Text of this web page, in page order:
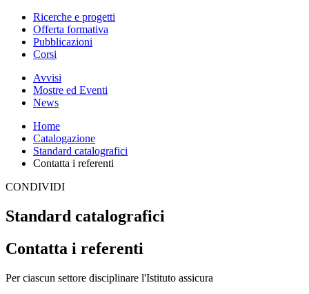
Ricerche e progetti
Offerta formativa
Pubblicazioni
Corsi
Avvisi
Mostre ed Eventi
News
Home
Catalogazione
Standard catalografici
Contatta i referenti
CONDIVIDI
Standard catalografici
Contatta i referenti
Per ciascun settore disciplinare l'Istituto assicura